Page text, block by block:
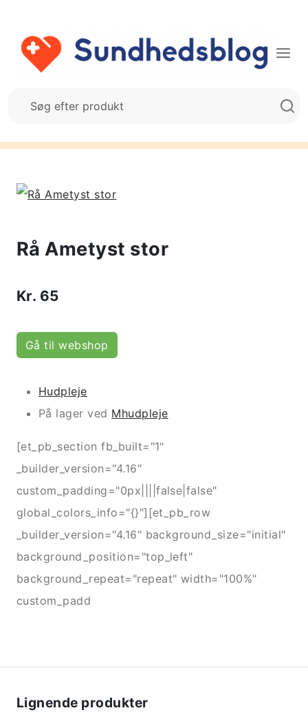
Rå Ametyst stor
Kr. 65
Gå til webshop
Hudpleje
På lager ved Mhudpleje
[et_pb_section fb_built="1"
_builder_version="4.16"
custom_padding="0px||||false|false"
global_colors_info="{}"][et_pb_row
_builder_version="4.16" background_size="initial"
background_position="top_left"
background_repeat="repeat" width="100%"
custom_padd
Lignende produkter